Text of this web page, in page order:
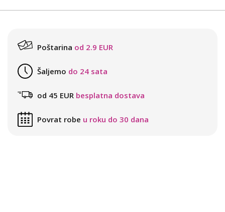
Poštarina od 2.9 EUR
Šaljemo do 24 sata
od 45 EUR besplatna dostava
Povrat robe u roku do 30 dana